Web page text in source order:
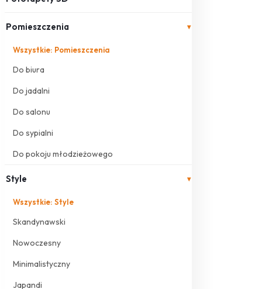
Pomieszczenia ▾
Wszystkie: Pomieszczenia
Do biura
Do jadalni
Do salonu
Do sypialni
Do pokoju młodzieżowego
Style ▾
Wszystkie: Style
Skandynawski
Nowoczesny
Minimalistyczny
Japandi